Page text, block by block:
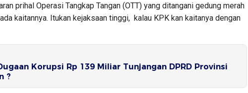
prihal Operasi Tangkap Tangan (OTT) yang ditangani gedung merah
kaitannya. Itukan kejaksaan tinggi, kalau KPK kan kaitanya dengan
Korupsi Rp 139 Miliar Tunjangan DPRD Provinsi
?